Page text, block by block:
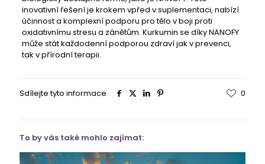
inovativní řešení je krokem vpřed v suplementaci, nabízí
účinnost a komplexní podporu pro tělo v boji proti
oxidativnímu stresu a zánětům. Kurkumin se díky NANOFY
může stát každodenní podporou zdraví jak v prevenci,
tak v přírodní terapii.
Sdílejte tyto informace 0
To by vás také mohlo zajímat: